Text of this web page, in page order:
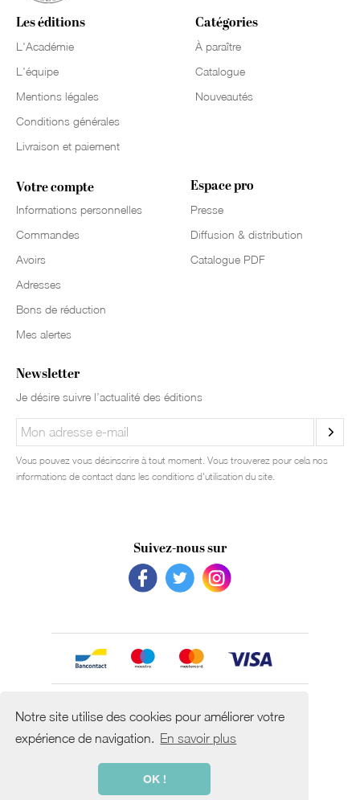
Notre site utilise des cookies pour améliorer votre
expérience de navigation. En savoir plus
OK !
Les éditions
L'Académie
L'équipe
Mentions légales
Conditions générales
Livraison et paiement
Catégories
À paraître
Catalogue
Nouveautés
Votre compte
Informations personnelles
Commandes
Avoirs
Adresses
Bons de réduction
Mes alertes
Espace pro
Presse
Diffusion & distribution
Catalogue PDF
Newsletter
Je désire suivre l’actualité des éditions
Vous pouvez vous désinscrire à tout moment. Vous trouverez pour cela nos
informations de contact dans les conditions d'utilisation du site.
Suivez-nous sur